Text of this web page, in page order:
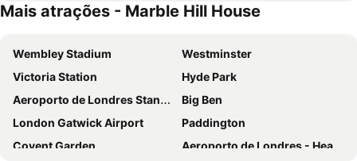
Travelodge London Kings Cross Royal Scot
Park Grand Paddington Court
Park Grand Hyde Park
Travelodge London Central Waterloo
Travelodge London Central Southwark
Travelodge London Wembley
Ebury House Hotel
Crowne Plaza London - Kings Cross By Ihg
Travelodge London Chessington Tolworth
Novotel London West
Premier Inn London County Hall
DoubleTree by Hilton London - Chelsea
Mais atrações - Marble Hill House
Wembley Stadium
Westminster
Victoria Station
Hyde Park
Aeroporto de Londres Stansted
Big Ben
London Gatwick Airport
Paddington
Covent Garden
Aeroporto de Londres - Heathrow